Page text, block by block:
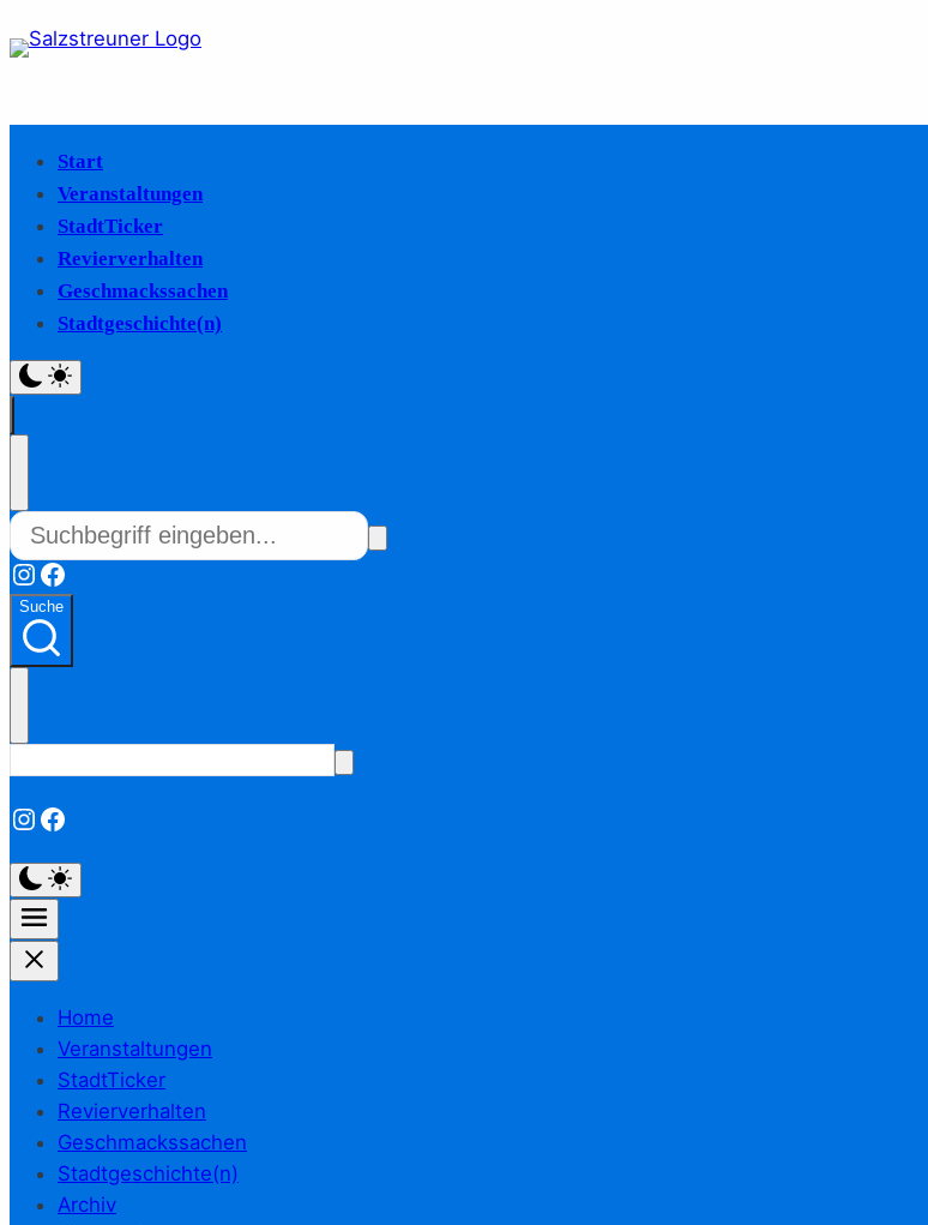
Start
Veranstaltungen
StadtTicker
Revierverhalten
Geschmackssachen
Stadtgeschichte(n)
Instagram
Facebook
Suche
Instagram
Facebook
Home
Veranstaltungen
StadtTicker
Revierverhalten
Geschmackssachen
Stadtgeschichte(n)
Archiv